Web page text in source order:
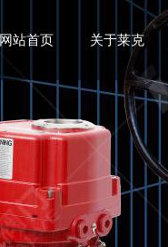
网站首页 关于莱克